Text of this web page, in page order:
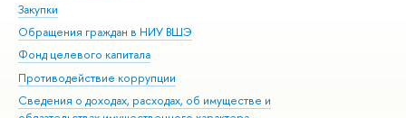
Закупки
Обращения граждан в НИУ ВШЭ
Фонд целевого капитала
Противодействие коррупции
Сведения о доходах, расходах, об имуществе и